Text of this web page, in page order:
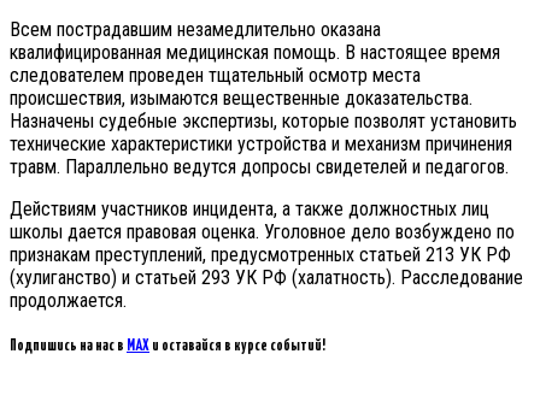
Всем пострадавшим незамедлительно оказана
квалифицированная медицинская помощь. В настоящее время
следователем проведен тщательный осмотр места
происшествия, изымаются вещественные доказательства.
Назначены судебные экспертизы, которые позволят установить
технические характеристики устройства и механизм причинения
травм. Параллельно ведутся допросы свидетелей и педагогов.
Действиям участников инцидента, а также должностных лиц
школы дается правовая оценка. Уголовное дело возбуждено по
признакам преступлений, предусмотренных статьей 213 УК РФ
(хулиганство) и статьей 293 УК РФ (халатность). Расследование
продолжается.
Подпишись на нас в MAX и оставайся в курсе событий!